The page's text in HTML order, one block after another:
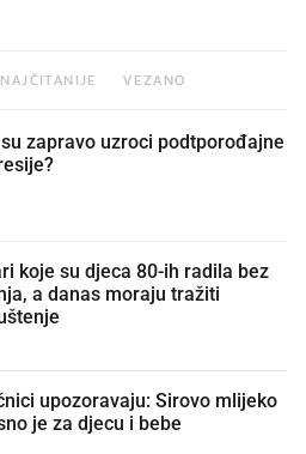
NAJČITANIJE VEZANO
zapravo uzroci podtporođajne
koje su djeca 80-ih radila bez
a danas moraju tražiti
upozoravaju: Sirovo mlijeko
je za djecu i bebe